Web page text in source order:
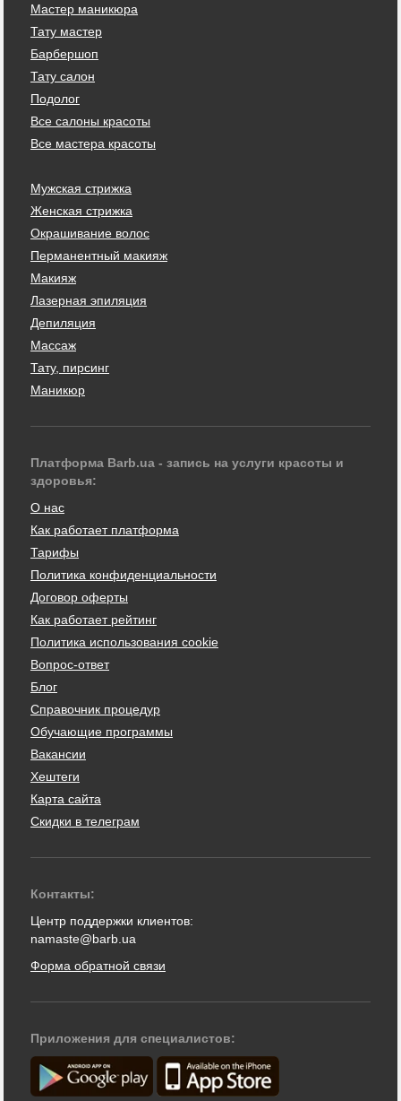
Мастер маникюра
Тату мастер
Барбершоп
Тату салон
Подолог
Все салоны красоты
Все мастера красоты
Мужская стрижка
Женская стрижка
Окрашивание волос
Перманентный макияж
Макияж
Лазерная эпиляция
Депиляция
Массаж
Тату, пирсинг
Маникюр
Платформа Barb.ua - запись на услуги красоты и
здоровья:
О нас
Как работает платформа
Тарифы
Политика конфиденциальности
Договор оферты
Как работает рейтинг
Политика использования cookie
Вопрос-ответ
Блог
Справочник процедур
Обучающие программы
Вакансии
Хештеги
Карта сайта
Скидки в телеграм
Контакты:
Центр поддержки клиентов:
namaste@barb.ua
Форма обратной связи
Приложения для специалистов: